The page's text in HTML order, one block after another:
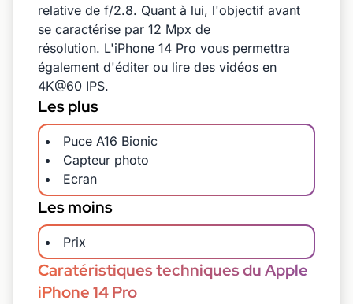
relative de f/2.8. Quant à lui, l'objectif avant
se caractérise par 12 Mpx de
résolution. L'iPhone 14 Pro vous permettra
également d'éditer ou lire des vidéos en
4K@60 IPS.
Les plus
Puce A16 Bionic
Capteur photo
Ecran
Les moins
Prix
Caratéristiques techniques du Apple
iPhone 14 Pro